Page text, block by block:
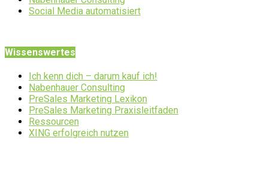
Social Media automatisiert
Wissenswertes
Ich kenn dich – darum kauf ich!
Nabenhauer Consulting
PreSales Marketing Lexikon
PreSales Marketing Praxisleitfaden
Ressourcen
XING erfolgreich nutzen